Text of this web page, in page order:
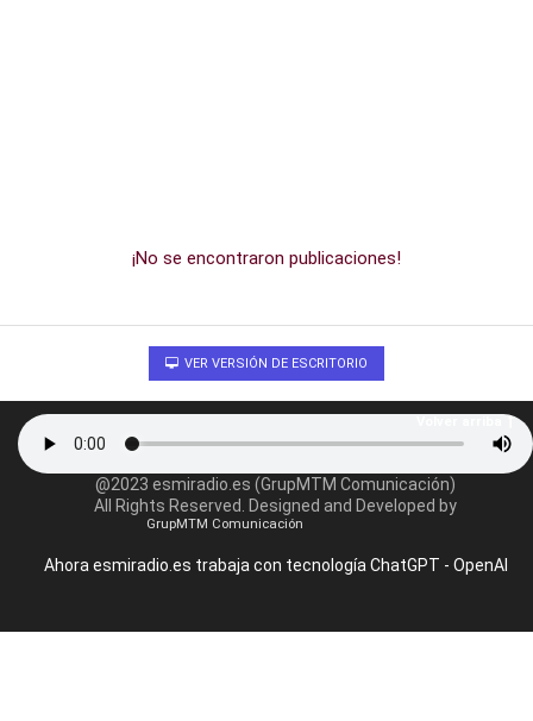
¡No se encontraron publicaciones!
VER VERSIÓN DE ESCRITORIO
@2023 esmiradio.es (GrupMTM Comunicación)
All Rights Reserved. Designed and Developed by
GrupMTM Comunicación
Ahora esmiradio.es trabaja con tecnología ChatGPT - OpenAI